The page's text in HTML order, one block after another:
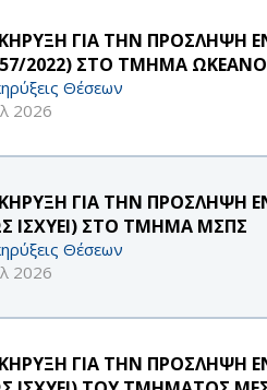
ΓΙΑ ΤΗΝ ΠΡΟΣΛΗΨΗ
2022) ΣΤΟ ΤΜΗΜΑ
Θέσεων
2026
ΓΙΑ ΤΗΝ ΠΡΟΣΛΗΨΗ
ΙΣΧΥΕΙ) ΣΤΟ ΤΜΗΜΑ ΜΣΠΣ
Θέσεων
2026
ΓΙΑ ΤΗΝ ΠΡΟΣΛΗΨΗ